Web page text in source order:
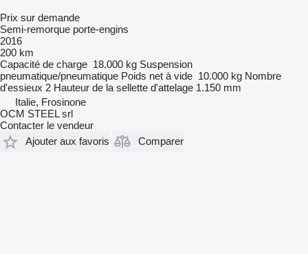
Prix sur demande
Semi-remorque porte-engins
2016
200 km
Capacité de charge 18.000 kg Suspension
pneumatique/pneumatique Poids net à vide 10.000 kg Nombre
d'essieux 2 Hauteur de la sellette d'attelage 1.150 mm
Italie, Frosinone
OCM STEEL srl
Contacter le vendeur
Ajouter aux favoris
Comparer